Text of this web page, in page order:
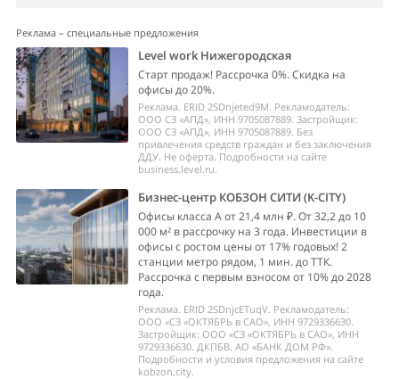
Реклама – специальные предложения
Level work Нижегородская
Старт продаж! Рассрочка 0%. Скидка на
офисы до 20%.
Реклама. ERID 2SDnjeted9M. Рекламодатель:
ООО СЗ «АПД», ИНН 9705087889. Застройщик:
ООО СЗ «АПД», ИНН 9705087889. Без
привлечения средств граждан и без заключения
ДДУ. Не оферта. Подробности на сайте
business.level.ru.
Бизнес-центр КОБЗОН СИТИ (K-CITY)
Офисы класса А от 21,4 млн ₽. От 32,2 до 10
000 м² в рассрочку на 3 года. Инвестиции в
офисы с ростом цены от 17% годовых! 2
станции метро рядом, 1 мин. до ТТК.
Рассрочка с первым взносом от 10% до 2028
года.
Реклама. ERID 2SDnjcETuqV. Рекламодатель:
ООО «СЗ «ОКТЯБРЬ в САО», ИНН 9729336630.
Застройщик: ООО «СЗ «ОКТЯБРЬ в САО», ИНН
9729336630. ДКПБВ. АО «БАНК ДОМ РФ».
Подробности и условия предложения на сайте
kobzon.city.